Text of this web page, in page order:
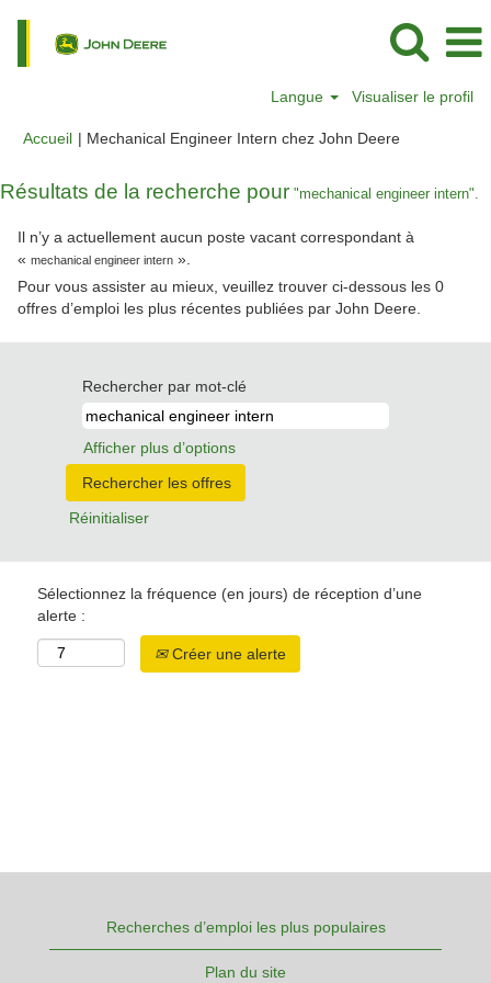
Langue Visualiser le profil
Accueil | Mechanical Engineer Intern chez John Deere(page
Résultats de la recherche pour "mechanical engineer intern".
Il n’y a actuellement aucun poste vacant correspondant à
« mechanical engineer intern ».
Pour vous assister au mieux, veuillez trouver ci-dessous les 0
offres d’emploi les plus récentes publiées par John Deere.
Rechercher par mot-clé
Afficher plus d’options
Réinitialiser
Sélectionnez la fréquence (en jours) de réception d’une
alerte :
Créer une alerte
Recherches d’emploi les plus populaires
Plan du site